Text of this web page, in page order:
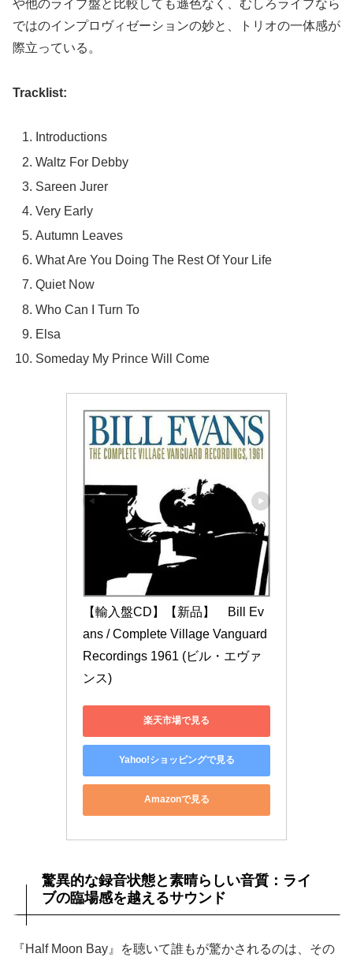
や他のライブ盤と比較しても遜色なく、むしろライブなら
ではのインプロヴィゼーションの妙と、トリオの一体感が
際立っている。
Tracklist:
Introductions
Waltz For Debby
Sareen Jurer
Very Early
Autumn Leaves
What Are You Doing The Rest Of Your Life
Quiet Now
Who Can I Turn To
Elsa
Someday My Prince Will Come
【輸入盤CD】【新品】　Bill Ev
ans / Complete Village Vanguard
Recordings 1961 (ビル・エヴァ
ンス)
楽天市場で見る
Yahoo!ショッピングで見る
Amazonで見る
驚異的な録音状態と素晴らしい音質：ライ
ブの臨場感を越えるサウンド
『Half Moon Bay』を聴いて誰もが驚かされるのは、その